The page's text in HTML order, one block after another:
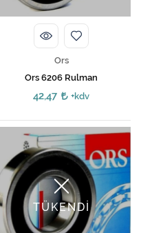
Ors
Ors 6206 Rulman
42,47 +kdv
TÜKENDİ